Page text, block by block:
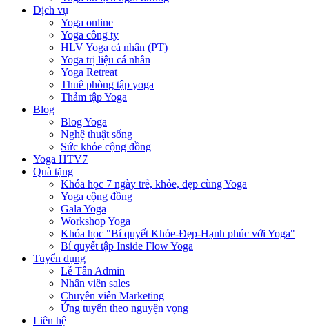
Dịch vụ
Yoga online
Yoga công ty
HLV Yoga cá nhân (PT)
Yoga trị liệu cá nhân
Yoga Retreat
Thuê phòng tập yoga
Thảm tập Yoga
Blog
Blog Yoga
Nghệ thuật sống
Sức khỏe cộng đồng
Yoga HTV7
Quà tặng
Khóa học 7 ngày trẻ, khỏe, đẹp cùng Yoga
Yoga cộng đồng
Gala Yoga
Workshop Yoga
Khóa học "Bí quyết Khỏe-Đẹp-Hạnh phúc với Yoga"
Bí quyết tập Inside Flow Yoga
Tuyển dụng
Lễ Tân Admin
Nhân viên sales
Chuyên viên Marketing
Ứng tuyển theo nguyện vọng
Liên hệ